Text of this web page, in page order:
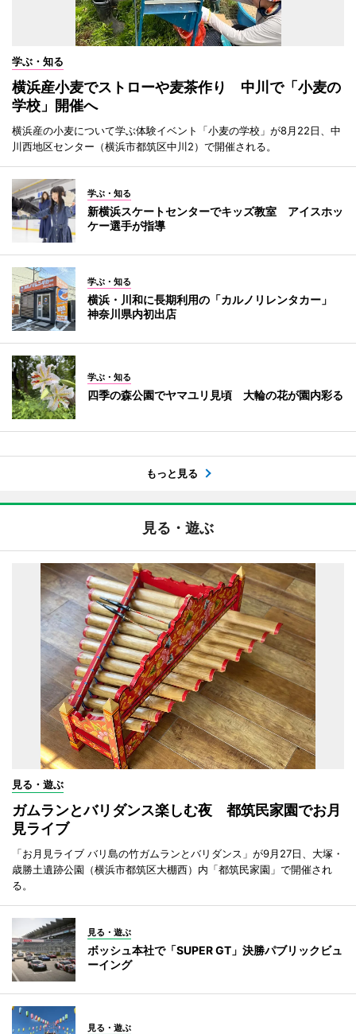
学ぶ・知る
横浜産小麦でストローや麦茶作り 中川で「小麦の
学校」開催へ
横浜産の小麦について学ぶ体験イベント「小麦の学校」が8月22日、中
川西地区センター（横浜市都筑区中川2）で開催される。
学ぶ・知る
新横浜スケートセンターでキッズ教室 アイスホッ
ケー選手が指導
学ぶ・知る
横浜・川和に長期利用の「カルノリレンタカー」
神奈川県内初出店
学ぶ・知る
四季の森公園でヤマユリ見頃 大輪の花が園内彩る
もっと見る
見る・遊ぶ
見る・遊ぶ
ガムランとバリダンス楽しむ夜 都筑民家園でお月
見ライブ
「お月見ライブ バリ島の竹ガムランとバリダンス」が9月27日、大塚・
歳勝土遺跡公園（横浜市都筑区大棚西）内「都筑民家園」で開催され
る。
見る・遊ぶ
ボッシュ本社で「SUPER GT」決勝パブリックビュ
ーイング
見る・遊ぶ